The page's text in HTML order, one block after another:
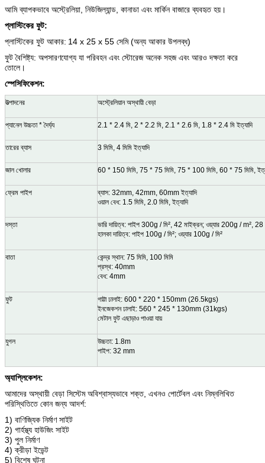
আমি ব্যাপকভাবে অস্ট্রেলিয়া, নিউজিল্যান্ড, কানাডা এবং মার্কিন বাজারে ব্যবহৃত হয়।
প্লাস্টিকের ফুট:
প্লাস্টিকের ফুট আকার: 14 x 25 x 55 সেমি (অন্য আকার উপলব্ধ)
ফুট বৈশিষ্ট্য: অপসারণযোগ্য যা পরিবহন এবং স্টোরেজ অনেক সহজ এবং আরও দক্ষতা করে
তোলে।
স্পেসিফিকেশন:
উত্পাদনের অস্ট্রেলিয়ান অস্থায়ী বেড়া
প্যানেল উচ্চতা * দৈর্ঘ্য 2.1 * 2.4 মি, 2 * 2.2 মি, 2.1 * 2.6 মি, 1.8 * 2.4 মি ইত্যাদি
তারের ব্যাস 3 মিমি, 4 মিমি ইত্যাদি
জাল খোলার 60 * 150 মিমি, 75 * 75 মিমি, 75 * 100 মিমি, 60 * 75 মিমি,
ফ্রেম পাইপ
ব্যাস: 32mm, 42mm, 60mm ইত্যাদি
ওয়াল বেধ: 1.5 মিমি, 2.0 মিমি, ইত্যাদি
দস্তা
ভারি দায়িত্ব: পাইপ 300g / মি², 42 মাইক্রন; ওয়্যার 200g / m², 28
হালকা দায়িত্ব: পাইপ 100g / মি²; ওয়্যার 100g / মি²
বাতা
কেন্দ্র স্থান: 75 মিমি, 100 মিমি
প্রস্থ: 40mm
বেধ: 4mm
ফুট
গাট্টা ঢালাই: 600 * 220 * 150mm (26.5kgs)
ইনজেকশন ঢালাই: 560 * 245 * 130mm (31kgs)
মেটাল ফুট এছাড়াও পাওয়া যায়
যুগল
উচ্চতা: 1.8m
পাইপ: 32 mm
অ্যাপ্লিকেশন:
আমাদের অস্থায়ী বেড়া সিস্টেম অবিশ্বাস্যভাবে শক্ত, এখনও পোর্টেবল এবং নিম্নলিখিত
পরিস্থিতিতে কোন জন্য আদর্শ:
1) বাণিজ্যিক নির্মাণ সাইট
2) গার্হস্থ্য হাউজিং সাইট
3) পুল নির্মাণ
4) ক্রীড়া ইভেন্ট
5) বিশেষ ঘটনা